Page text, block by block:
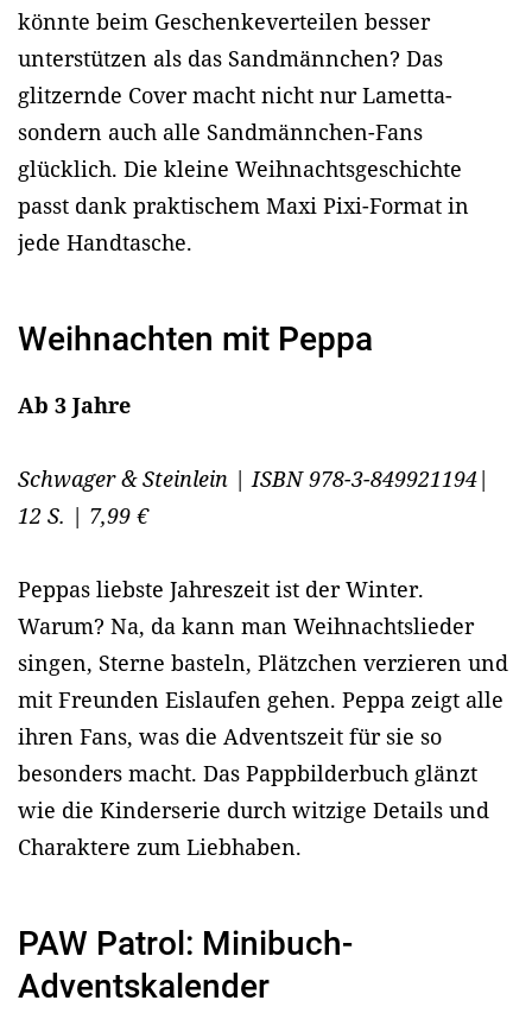
könnte beim Geschenkeverteilen besser
unterstützen als das Sandmännchen? Das
glitzernde Cover macht nicht nur Lametta-
sondern auch alle Sandmännchen-Fans
glücklich. Die kleine Weihnachtsgeschichte
passt dank praktischem Maxi Pixi-Format in
jede Handtasche.
Weihnachten mit Peppa
Ab 3 Jahre
Schwager & Steinlein | ISBN 978-3-849921194|
12 S. | 7,99 €
Peppas liebste Jahreszeit ist der Winter.
Warum? Na, da kann man Weihnachtslieder
singen, Sterne basteln, Plätzchen verzieren und
mit Freunden Eislaufen gehen. Peppa zeigt alle
ihren Fans, was die Adventszeit für sie so
besonders macht. Das Pappbilderbuch glänzt
wie die Kinderserie durch witzige Details und
Charaktere zum Liebhaben.
PAW Patrol: Minibuch-
Adventskalender